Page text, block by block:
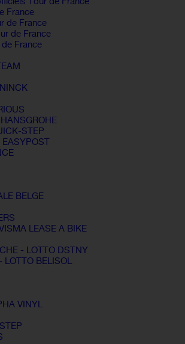
France
de France
de France
France
STEP
BELGE
LEASE A BIKE
- LOTTO DSTNY
LOTTO BELISOL
VINYL